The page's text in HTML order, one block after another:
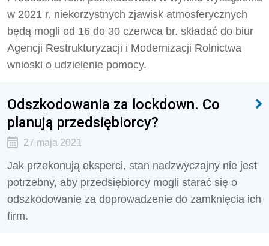
w 2021 r. niekorzystnych zjawisk atmosferycznych
będą mogli od 16 do 30 czerwca br. składać do biur
Agencji Restrukturyzacji i Modernizacji Rolnictwa
wnioski o udzielenie pomocy.
Odszkodowania za lockdown. Co
planują przedsiębiorcy?
27 maja 2021
Jak przekonują eksperci, stan nadzwyczajny nie jest
potrzebny, aby przedsiębiorcy mogli starać się o
odszkodowanie za doprowadzenie do zamknięcia ich
firm.